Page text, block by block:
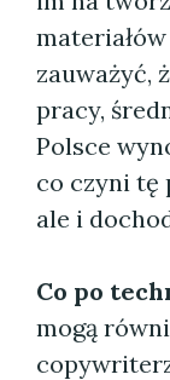
zauważyć,
pracy,
Polsce
co czyni tę
ale i
Co po
mogą